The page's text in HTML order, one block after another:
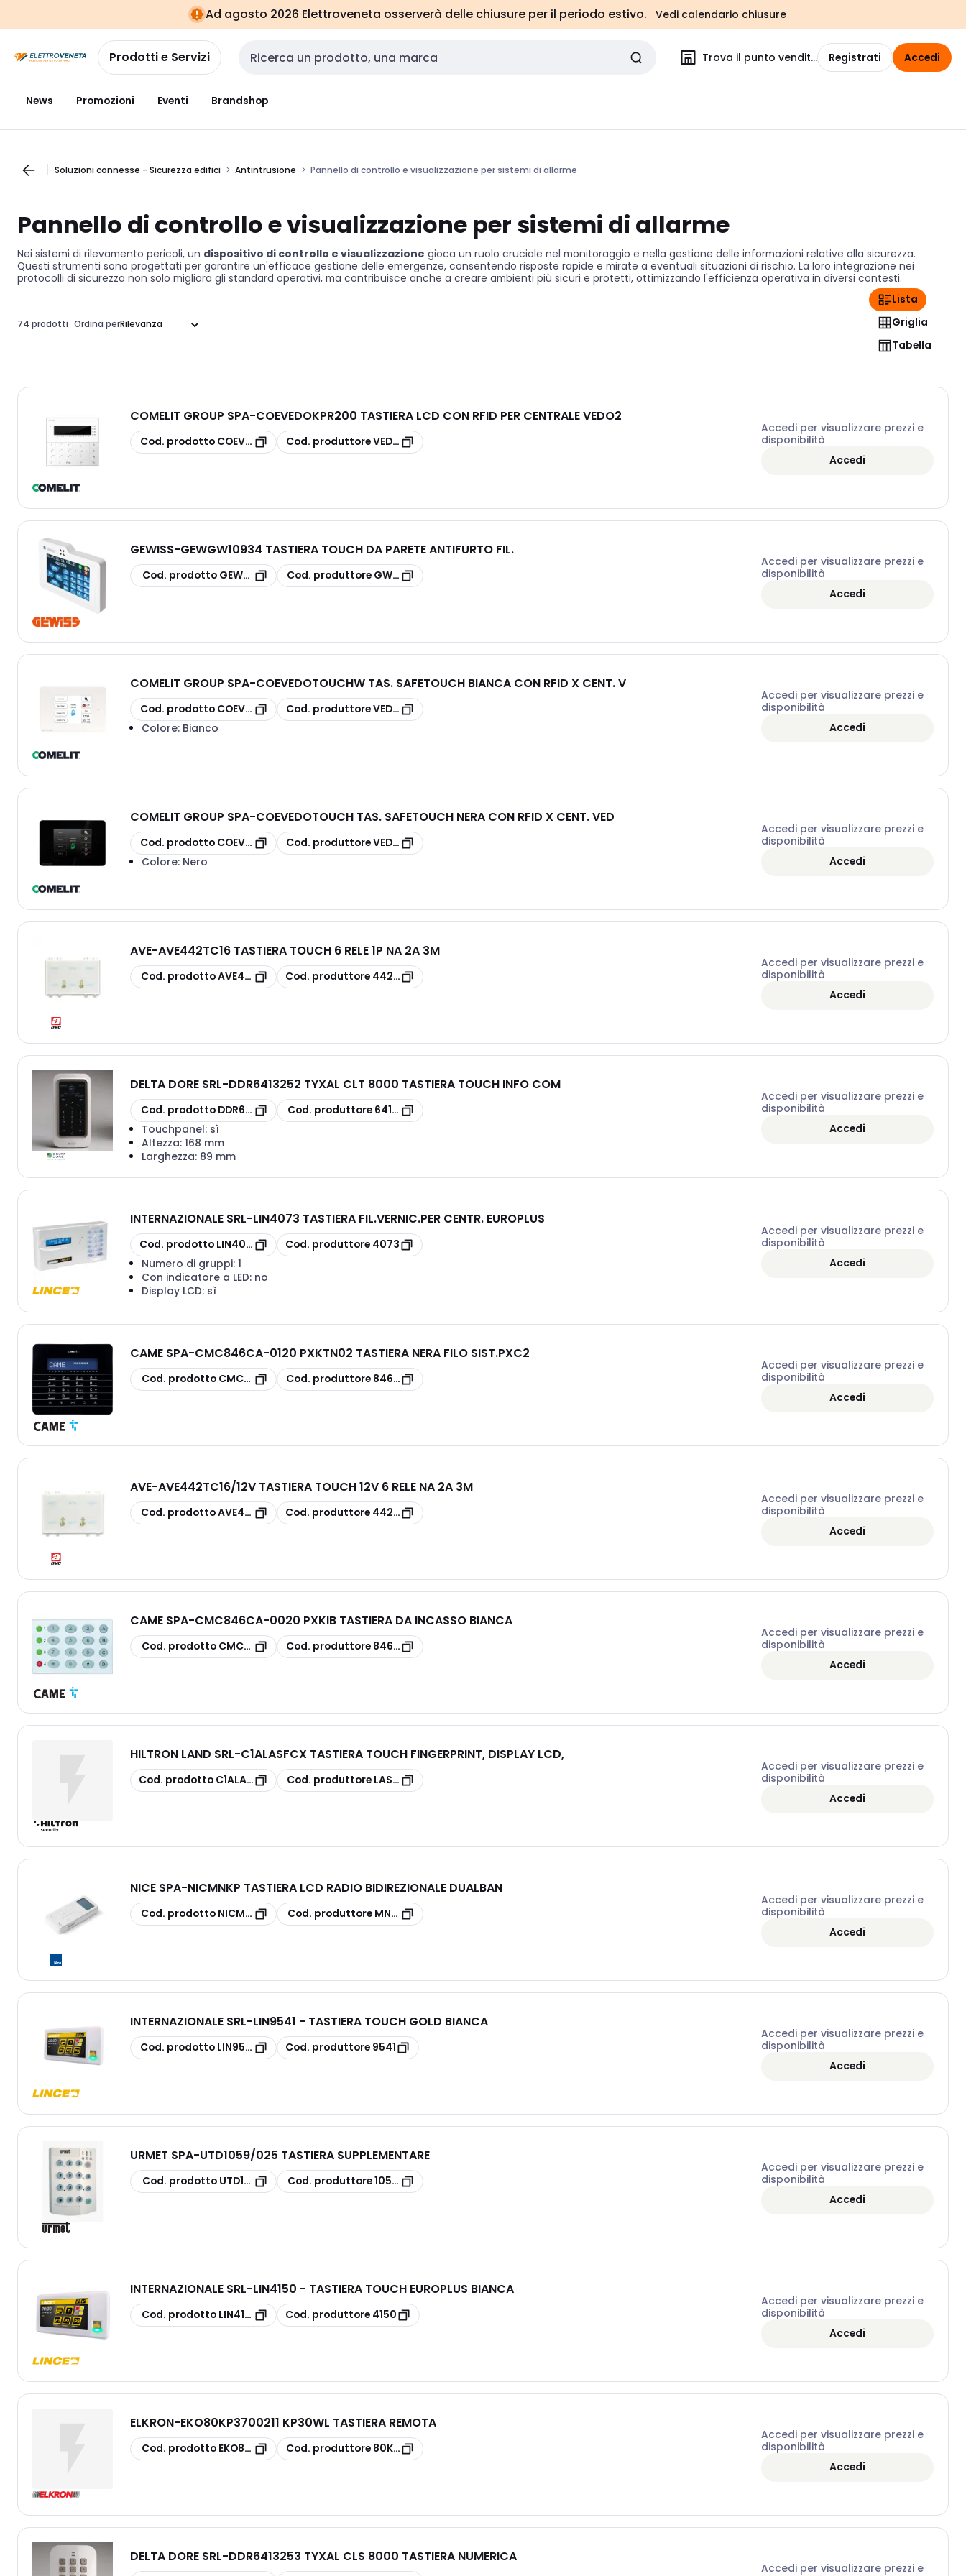
navigazionealla
pagina
Ad agosto 2026 Elettroveneta osserverà delle chiusure per il periodo estivo. Vedi calendario chiusure
Prodotti e Servizi Cerca input Trova il punto vendita Registrati Accedi
News Promozioni Eventi Brandshop
Soluzioni connesse - Sicurezza edifici Antintrusione Pannello di controllo e visualizzazione per sistemi di allarme
Pannello di controllo e visualizzazione per sistemi di allarme
Nei sistemi di rilevamento pericoli, un dispositivo di controllo e visualizzazione gioca un ruolo cruciale nel monitoraggio e nella gestione delle informazioni relative alla sicurezza.
Questi strumenti sono progettati per garantire un'efficace gestione delle emergenze, consentendo risposte rapide e mirate a eventuali situazioni di rischio. La loro integrazione nei
protocolli di sicurezza non solo migliora gli standard operativi, ma contribuisce anche a creare ambienti più sicuri e protetti, ottimizzando l'efficienza operativa in diversi contesti.
74 prodotti Ordina per
Lista
Griglia
Tabella
COMELIT GROUP SPA-COEVEDOKPR200 TASTIERA LCD CON RFID PER CENTRALE VEDO2
copia
Cod. prodotto COEVEDOKPR200
copia
Cod. produttoreVEDOKPR200
Accedi per visualizzare prezzi e
disponibilità
Accedi
GEWISS-GEWGW10934 TASTIERA TOUCH DA PARETE ANTIFURTO FIL.
copiaCod. prodotto GEWGW10934copia
Cod. produttore GW10934
Accedi per visualizzare prezzi e
disponibilità
Accedi
COMELIT GROUP SPA-COEVEDOTOUCHW TAS. SAFETOUCH BIANCA CON RFID X CENT. V
copia
Cod. prodotto COEVEDOTOUCHW
copia
Cod. produttoreVEDOTOUCHW
Colore: Bianco
Accedi per visualizzare prezzi e
disponibilità
Accedi
COMELIT GROUP SPA-COEVEDOTOUCH TAS. SAFETOUCH NERA CON RFID X CENT. VED
copia
Cod. prodotto COEVEDOTOUCH
copia
Cod. produttoreVEDOTOUCH
Colore: Nero
Accedi per visualizzare prezzi e
disponibilità
Accedi
AVE-AVE442TC16 TASTIERA TOUCH 6 RELE 1P NA 2A 3M
copia
Cod. prodottoAVE442TC16copia
Cod. produttore 442TC16
Accedi per visualizzare prezzi e
disponibilità
Accedi
DELTA DORE SRL-DDR6413252 TYXAL CLT 8000 TASTIERA TOUCH INFO COM
copia
Cod. prodotto DDR6413252copia
Cod. produttore 6413252
Touchpanel: sì
Altezza: 168 mm
Larghezza: 89 mm
Accedi per visualizzare prezzi e
disponibilità
Accedi
INTERNAZIONALE SRL-LIN4073 TASTIERA FIL.VERNIC.PER CENTR. EUROPLUS
copia
Cod. prodotto LIN4073 copia
Cod. produttore 4073
Numero di gruppi: 1
Con indicatore a LED: no
Display LCD: sì
Accedi per visualizzare prezzi e
disponibilità
Accedi
CAME SPA-CMC846CA-0120 PXKTN02 TASTIERA NERA FILO SIST.PXC2
copia
Cod. prodotto CMC846CA-0120
copia
Cod. produttore 846CA-0120
Accedi per visualizzare prezzi e
disponibilità
Accedi
AVE-AVE442TC16/12V TASTIERA TOUCH 12V 6 RELE NA 2A 3M
copia
Cod. prodottoAVE442TC16/12V
copia
Cod. produttore 442TC16/12V
Accedi per visualizzare prezzi e
disponibilità
Accedi
CAME SPA-CMC846CA-0020 PXKIB TASTIERA DA INCASSO BIANCA
copia
Cod. prodotto CMC846CA-0020
copia
Cod. produttore 846CA-0020
Accedi per visualizzare prezzi e
disponibilità
Accedi
HILTRON LAND SRL-C1ALASFCX TASTIERA TOUCH FINGERPRINT, DISPLAY LCD,
copia
Cod. prodotto C1ALASFCX copia
Cod. produttore LASFCX
Accedi per visualizzare prezzi e
disponibilità
Accedi
NICE SPA-NICMNKP TASTIERA LCD RADIO BIDIREZIONALE DUALBAN
copia
Cod. prodotto NICMNKP copia
Cod. produttore MNKP
Accedi per visualizzare prezzi e
disponibilità
Accedi
INTERNAZIONALE SRL-LIN9541 - TASTIERA TOUCH GOLD BIANCA
copia
Cod. prodotto LIN9541 copia
Cod. produttore 9541
Accedi per visualizzare prezzi e
disponibilità
Accedi
URMET SPA-UTD1059/025 TASTIERA SUPPLEMENTARE
copiaCod. prodotto UTD1059/025copia
Cod. produttore1059/025
Accedi per visualizzare prezzi e
disponibilità
Accedi
INTERNAZIONALE SRL-LIN4150 - TASTIERA TOUCH EUROPLUS BIANCA
copia
Cod. prodotto LIN4150 copia
Cod. produttore 4150
Accedi per visualizzare prezzi e
disponibilità
Accedi
ELKRON-EKO80KP3700211 KP30WL TASTIERA REMOTA
copia
Cod. prodotto EKO80KP3700211
copia
Cod. produttore 80KP3700211
Accedi per visualizzare prezzi e
disponibilità
Accedi
DELTA DORE SRL-DDR6413253 TYXAL CLS 8000 TASTIERA NUMERICA
Accedi per visualizzare prezzi e